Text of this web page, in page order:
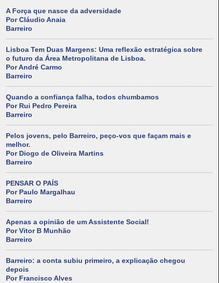
A Força que nasce da adversidade
Por Cláudio Anaia
Barreiro
Lisboa Tem Duas Margens: Uma reflexão estratégica sobre
o futuro da Área Metropolitana de Lisboa.
Por André Carmo
Barreiro
Quando a confiança falha, todos chumbamos
Por Rui Pedro Pereira
Barreiro
Pelos jovens, pelo Barreiro, peço-vos que façam mais e
melhor.
Por Diogo de Oliveira Martins
Barreiro
PENSAR O PAÍS
Por Paulo Margalhau
Barreiro
Apenas a opinião de um Assistente Social!
Por Vitor B Munhão
Barreiro
Barreiro: a conta subiu primeiro, a explicação chegou
depois
Por Francisco Alves